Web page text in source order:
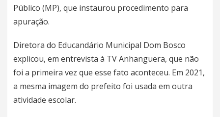
Público (MP), que instaurou procedimento para
apuração.
Diretora do Educandário Municipal Dom Bosco
explicou, em entrevista à TV Anhanguera, que não
foi a primeira vez que esse fato aconteceu. Em 2021,
a mesma imagem do prefeito foi usada em outra
atividade escolar.